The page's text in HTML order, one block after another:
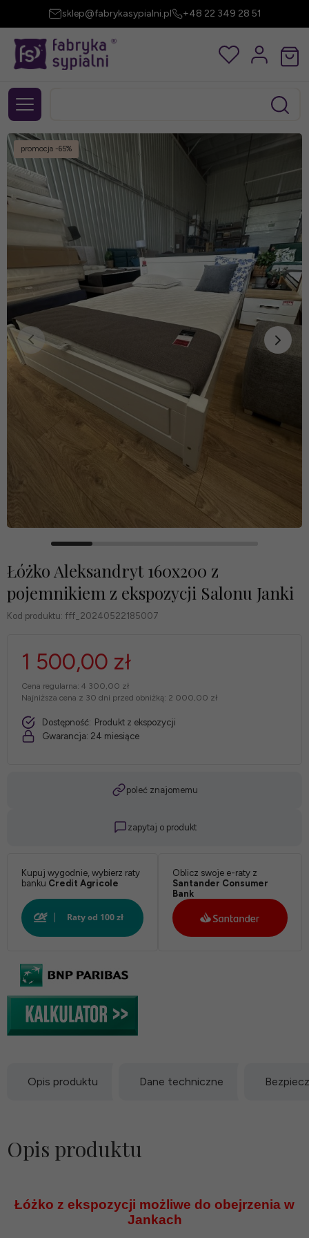
sklep@fabrykasypialni.pl +48 22 349 28 51
promocja -65%
Łóżko Aleksandryt 160x200 z
pojemnikiem z ekspozycji Salonu Janki
Kod produktu: fff_20240522185007
1 500,00 zł
Cena regularna: 4 300,00 zł
Najniższa cena z 30 dni przed obniżką: 2 000,00 zł
Dostępność: Produkt z ekspozycji
Gwarancja: 24 miesiące
poleć znajomemu
zapytaj o produkt
Kupuj wygodnie, wybierz raty
banku Credit Agricole
Oblicz swoje e-raty z
Santander Consumer
Bank
Opis produktu Dane techniczne
Opis produktu
Łóżko z ekspozycji możliwe do obejrzenia w
Jankach